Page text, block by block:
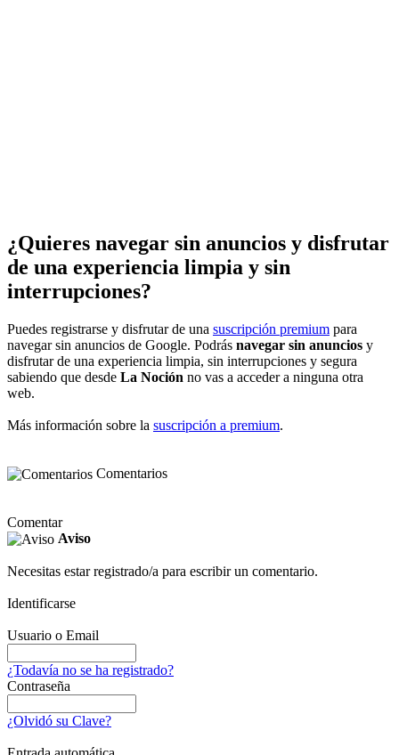
¿Quieres navegar sin anuncios y disfrutar
de una experiencia limpia y sin
interrupciones?
Puedes registrarse y disfrutar de una suscripción premium para
navegar sin anuncios de Google. Podrás navegar sin anuncios y
disfrutar de una experiencia limpia, sin interrupciones y segura
sabiendo que desde La Noción no vas a acceder a ninguna otra
web.
Más información sobre la suscripción a premium.
Comentarios
Comentar
Aviso
Necesitas estar registrado/a para escribir un comentario.
Identificarse
Usuario o Email
¿Todavía no se ha registrado?
Contraseña
¿Olvidó su Clave?